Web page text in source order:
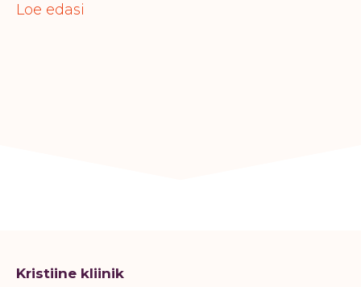
Loe edasi
Kristiine kliinik